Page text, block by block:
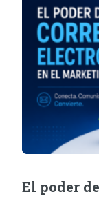
El poder